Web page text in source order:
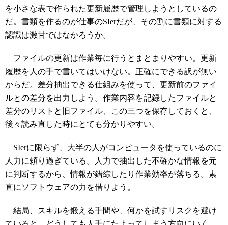
を小さな表で作られた更新履歴で管理しようとしているの
だ。書類を作るのが仕事のSIerだが、その割に書類に対する
認識は激甘ではなかろうか。
ファイルの更新は作業毎に行うとまとまりやすい。更新
履歴を人の手で書いてはいけない。正確にできる訳が無い
からだ。差分抽出できる仕組みを使って、更新前のファイ
ルとの差分を出力しよう。作業内容を記録したファイルと
差分のリストと旧ファイル、この三つを保存しておくと、
後々読み直した時にとても分かりやすい。
SIerに限らず、大半の人がコンピュータを使っているのに
人力に頼り過ぎている。人力で抽出した不確かな情報を元
に判断するから、情報が錯綜したり作業効率が落ちる。素
直にソフトウェアの力を借りよう。
結局、スキルを鍛える手間や、何かを試すリスクを避け